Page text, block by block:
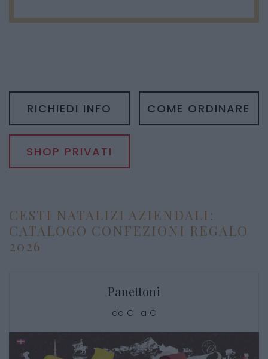
RICHIEDI INFO COME ORDINARE
SHOP PRIVATI
CESTI NATALIZI AZIENDALI:
CATALOGO CONFEZIONI REGALO
2026
Panettoni
da € a €